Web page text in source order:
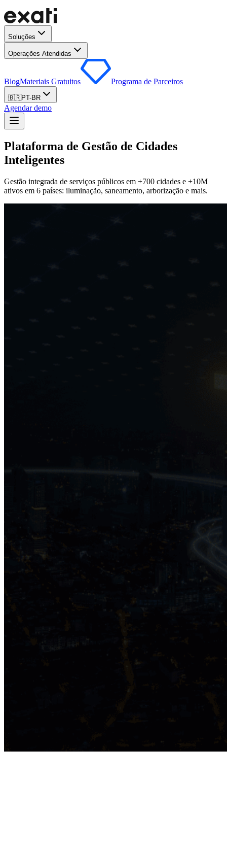
Soluções
Operações Atendidas
BlogMateriais Gratuitos Programa de Parceiros
🇧🇷PT-BR
Agendar demo
Plataforma de Gestão de Cidades
Inteligentes
Gestão integrada de serviços públicos em +700 cidades e +10M
ativos em 6 países: iluminação, saneamento, arborização e mais.